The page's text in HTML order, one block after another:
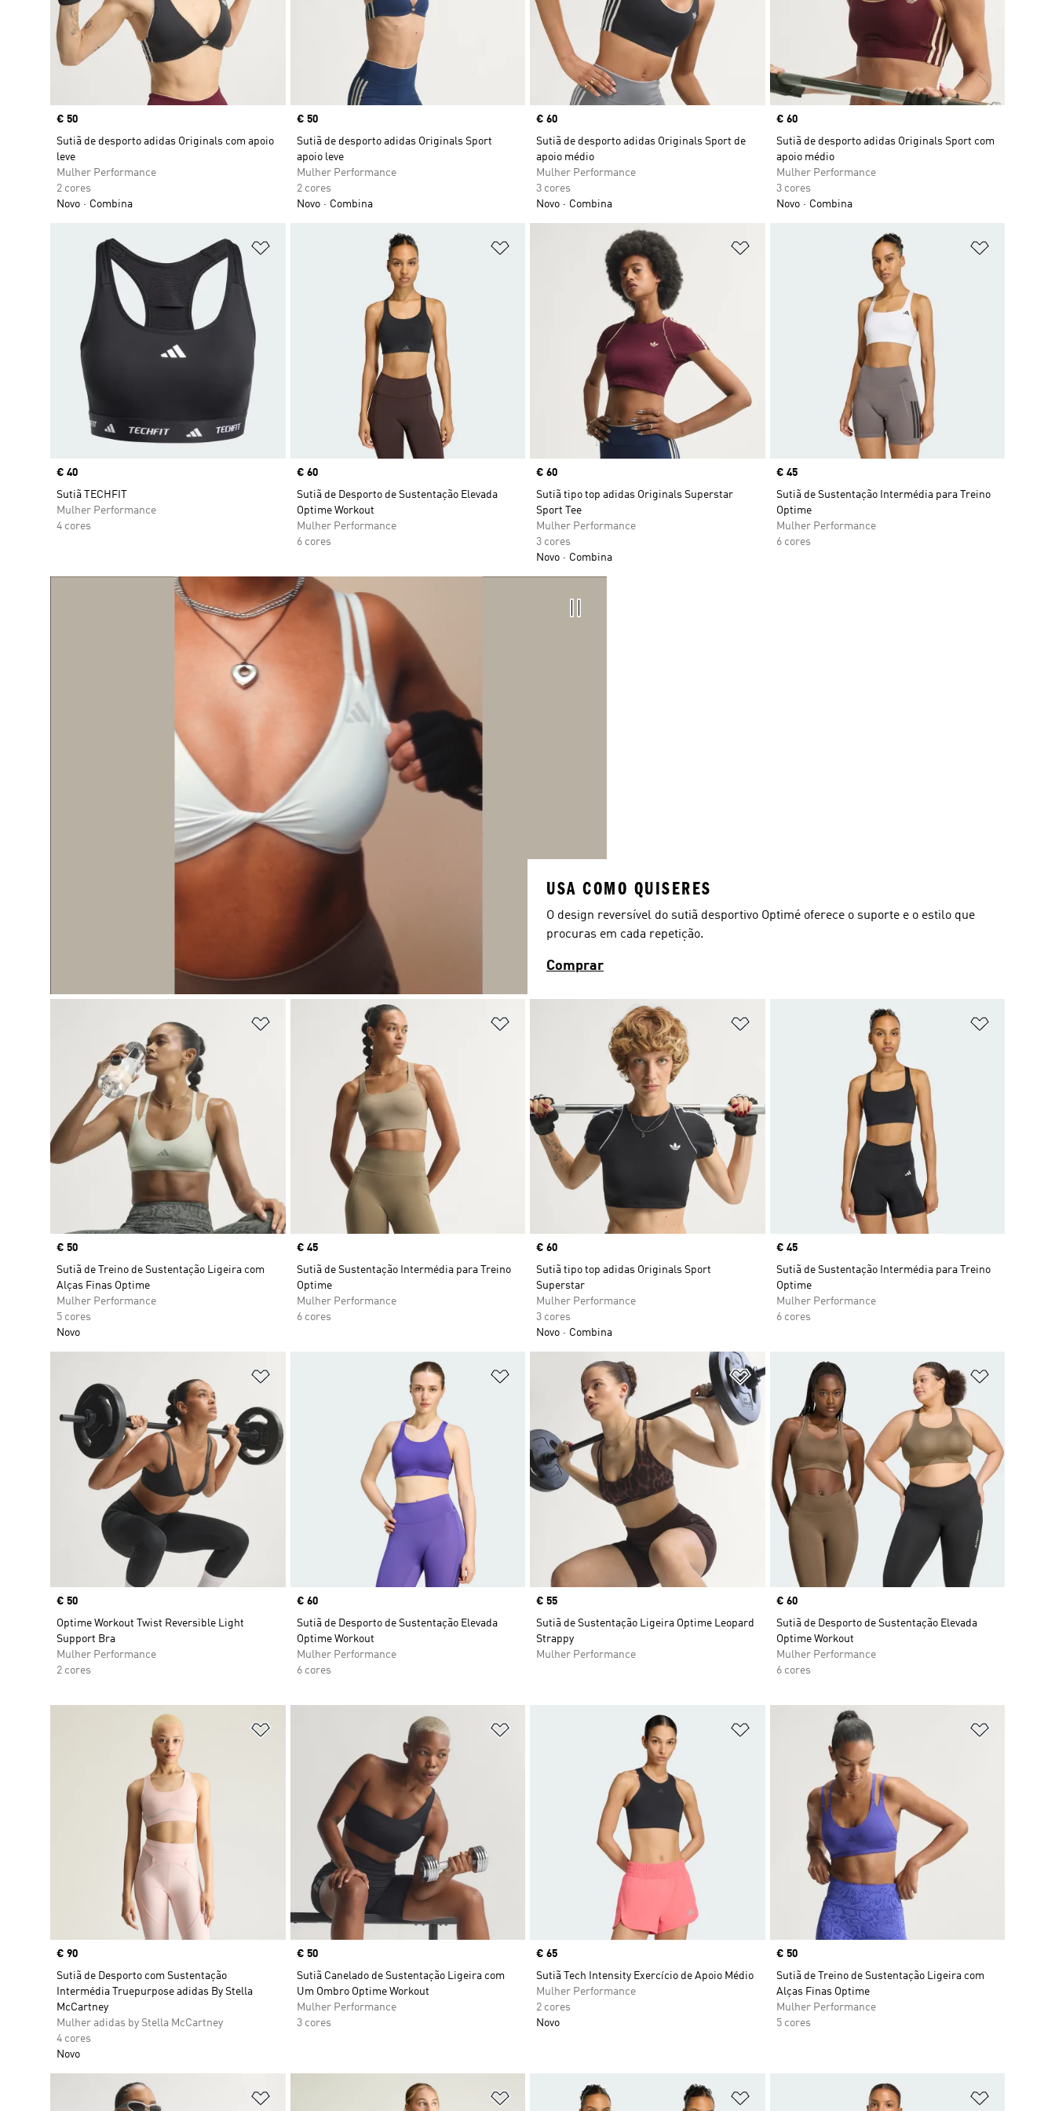
Price
€ 50
Sutiã de desporto adidas Originals com apoio
leve
Mulher Performance
2 cores
Novo
Combina
Price
€ 50
Sutiã de desporto adidas Originals Sport
apoio leve
Mulher Performance
2 cores
Novo
Combina
Price
€ 60
Sutiã de desporto adidas Originals Sport de
apoio médio
Mulher Performance
3 cores
Novo
Combina
Price
€ 60
Sutiã de desporto adidas Originals Sport com
apoio médio
Mulher Performance
3 cores
Novo
Combina
Adicionar à Lista de Desejos
Price
€ 40
Sutiã TECHFIT
Mulher Performance
4 cores
Adicionar à Lista de Desejos
Price
€ 60
Sutiã de Desporto de Sustentação Elevada
Optime Workout
Mulher Performance
6 cores
Adicionar à Lista de Desejos
Price
€ 60
Sutiã tipo top adidas Originals Superstar
Sport Tee
Mulher Performance
3 cores
Novo
Combina
Price
€ 45
Sutiã de Sustentação Intermédia para Treino
Optime
Mulher Performance
6 cores
Adicionar à Lista de Desejos
Price
€ 50
Sutiã de Treino de Sustentação Ligeira com
Alças Finas Optime
Mulher Performance
5 cores
Novo
Adicionar à Lista de Desejos
Price
€ 45
Sutiã de Sustentação Intermédia para Treino
Optime
Mulher Performance
6 cores
Adicionar à Lista de Desejos
Price
€ 60
Sutiã tipo top adidas Originals Sport
Superstar
Mulher Performance
3 cores
Novo
Combina
Price
€ 45
Sutiã de Sustentação Intermédia para Treino
Optime
Mulher Performance
6 cores
Adicionar à Lista de Desejos
Price
€ 50
Optime Workout Twist Reversible Light
Support Bra
Mulher Performance
2 cores
Adicionar à Lista de Desejos
Price
€ 60
Sutiã de Desporto de Sustentação Elevada
Optime Workout
Mulher Performance
6 cores
Adicionar à Lista de Desejos
Price
€ 55
Sutiã de Sustentação Ligeira Optime Leopard
Strappy
Mulher Performance
Price
€ 60
Sutiã de Desporto de Sustentação Elevada
Optime Workout
Mulher Performance
6 cores
Adicionar à Lista de Desejos
Price
€ 90
Sutiã de Desporto com Sustentação
Intermédia Truepurpose adidas By Stella
McCartney
Mulher adidas by Stella McCartney
4 cores
Novo
Adicionar à Lista de Desejos
Price
€ 50
Sutiã Canelado de Sustentação Ligeira com
Um Ombro Optime Workout
Mulher Performance
3 cores
Adicionar à Lista de Desejos
Price
€ 65
Sutiã Tech Intensity Exercício de Apoio Médio
Mulher Performance
2 cores
Novo
Price
€ 50
Sutiã de Treino de Sustentação Ligeira com
Alças Finas Optime
Mulher Performance
5 cores
Adicionar à Lista de Desejos Adicionar à Lista de Desejos Adicionar à Lista de Desejos
USA COMO QUISERES
O design reversível do sutiã desportivo Optimé oferece o suporte e o estilo que
procuras em cada repetição.
Comprar